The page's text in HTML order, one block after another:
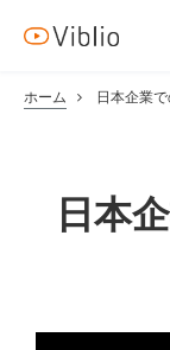
ホーム 日本企業
日本